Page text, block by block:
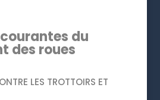
du
des roues
LES TROTTOIRS ET